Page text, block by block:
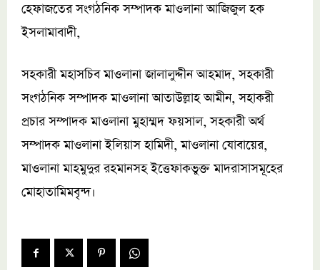
হেফাজতের সংগঠনিক সম্পাদক মাওলানা আজিজুল হক
ইসলামাবাদী,
সহকারী মহাসচিব মাওলানা জালালুদ্দীন আহমাদ, সহকারী
সংগঠনিক সম্পাদক মাওলানা আতাউল্লাহ আমীন, সহাকরী
প্রচার সম্পাদক মাওলানা মুহাম্মদ ফয়সাল, সহকারী অর্থ
সম্পাদক মাওলানা ইলিয়াস হামিদী, মাওলানা যোবায়ের,
মাওলানা মাহমুদুর রহমানসহ ইত্তেফাকভুক্ত মাদরাসাসমূহের
মোহাতামিমবৃন্দ।